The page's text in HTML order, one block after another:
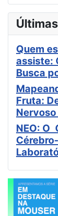
Quem
assiste:
Busca
Fruta:
NEO: O